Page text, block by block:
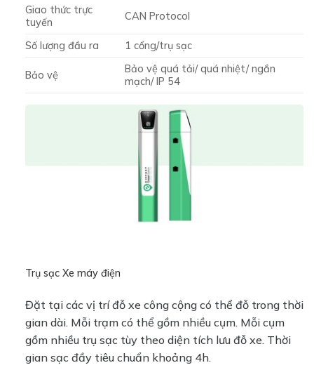
Giao thức trực
tuyến
CAN Protocol
Số lượng đầu ra 1 cổng/trụ sạc
Bảo vệ
Bảo vệ quá tải/ quá nhiệt/ ngắn
mạch/ IP 54
Trụ sạc Xe máy điện
Đặt tại các vị trí đỗ xe công cộng có thể đỗ trong thời
gian dài. Mỗi trạm có thể gồm nhiều cụm. Mỗi cụm
gồm nhiều trụ sạc tùy theo diện tích lưu đỗ xe. Thời
gian sạc đầy tiêu chuẩn khoảng 4h.